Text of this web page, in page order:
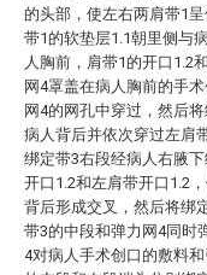
的头部，使左右两肩带1
带1的软垫层1.1朝里侧与
人胸前，肩带1的开口1.2
网4罩盖在病人胸前的手
网4的网孔中穿过，然后
病人背后并依次穿过左肩
绑定带3右段经病人右腋
开口1.2和左肩带开口1.2
背后形成交叉，然后将绑
带3的中段和弹力网4同时
4对病人手术创口的敷料